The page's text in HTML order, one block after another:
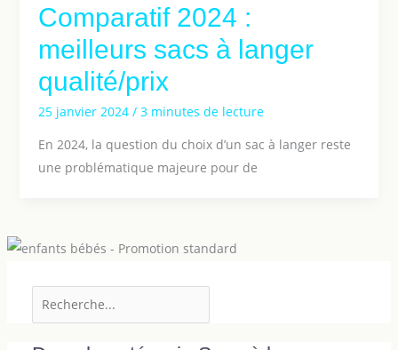
Comparatif 2024 :
meilleurs sacs à langer
qualité/prix
25 janvier 2024 / 3 minutes de lecture
En 2024, la question du choix d’un sac à langer reste
une problématique majeure pour de